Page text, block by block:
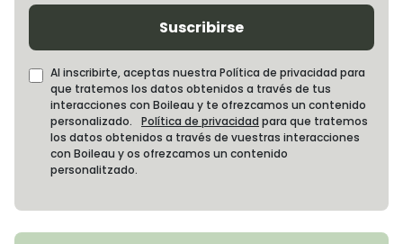
Suscribirse
Al inscribirte, aceptas nuestra Política de privacidad para
que tratemos los datos obtenidos a través de tus
interacciones con Boileau y te ofrezcamos un contenido
personalizado. Política de privacidad para que tratemos
los datos obtenidos a través de vuestras interacciones
con Boileau y os ofrezcamos un contenido
personalitzado.